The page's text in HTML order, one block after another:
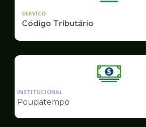
SERVICO
Código Tributário
Ilustração
Finanças
INSTITUCIONAL
Poupatempo